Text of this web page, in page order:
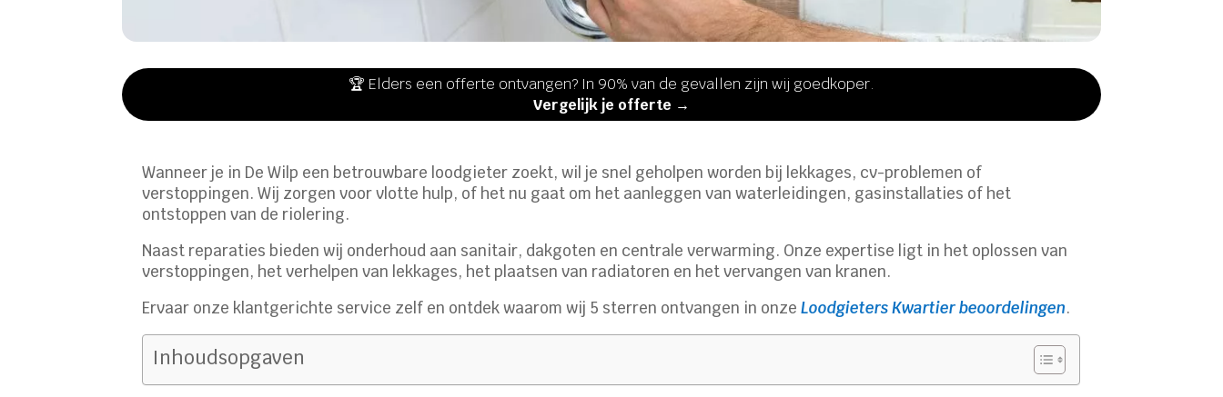
🏆 Elders een offerte ontvangen? In 90% van de gevallen zijn wij goedkoper.
Vergelijk je offerte →
Wanneer je in De Wilp een betrouwbare loodgieter zoekt, wil je snel geholpen worden bij lekkages, cv-problemen of
verstoppingen. Wij zorgen voor vlotte hulp, of het nu gaat om het aanleggen van waterleidingen, gasinstallaties of het
ontstoppen van de riolering.
Naast reparaties bieden wij onderhoud aan sanitair, dakgoten en centrale verwarming. Onze expertise ligt in het oplossen van
verstoppingen, het verhelpen van lekkages, het plaatsen van radiatoren en het vervangen van kranen.
Ervaar onze klantgerichte service zelf en ontdek waarom wij 5 sterren ontvangen in onzeLoodgieters Kwartier beoordelingen.
Inhoudsopgaven